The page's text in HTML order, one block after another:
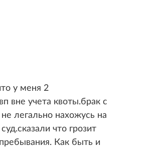
у меня 2
вне учета квоты.брак с
легально нахожусь на
что грозит
Как быть и